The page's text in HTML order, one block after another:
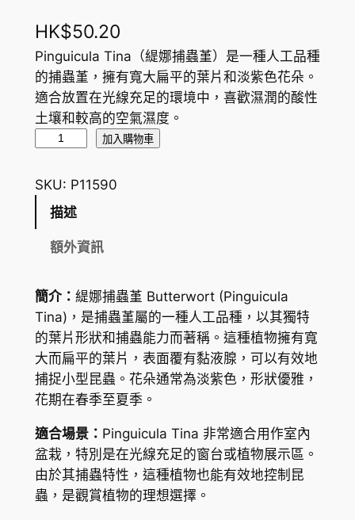
HK$50.20
Pinguicula Tina（緹娜捕蟲堇）是一種人工品種
的捕蟲堇，擁有寬大扁平的葉片和淡紫色花朵。
適合放置在光線充足的環境中，喜歡濕潤的酸性
土壤和較高的空氣濕度。
捕
蟲
t
e
r
w
o
r
t
(
P
i
加入購物車
SKU: P11590
描述
額外資訊
簡介： 緹娜捕蟲堇 Butterwort (Pinguicula
Tina)，是捕蟲堇屬的一種人工品種，以其獨特
的葉片形狀和捕蟲能力而著稱。這種植物擁有寬
大而扁平的葉片，表面覆有黏液腺，可以有效地
捕捉小型昆蟲。花朵通常為淡紫色，形狀優雅，
花期在春季至夏季。
適合場景： Pinguicula Tina 非常適合用作室內
盆栽，特別是在光線充足的窗台或植物展示區。
由於其捕蟲特性，這種植物也能有效地控制昆
蟲，是觀賞植物的理想選擇。